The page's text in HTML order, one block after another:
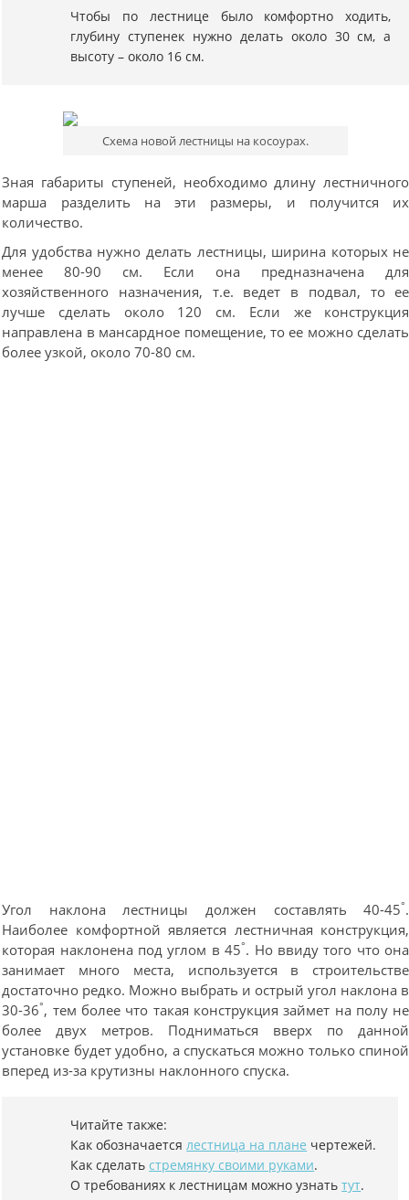
Чтобы по лестнице было комфортно ходить,
глубину ступенек нужно делать около 30 см, а
высоту – около 16 см.
Схема новой лестницы на косоурах.
Зная габариты ступеней, необходимо длину лестничного
марша разделить на эти размеры, и получится их
количество.
Для удобства нужно делать лестницы, ширина которых не
менее 80-90 см. Если она предназначена для
хозяйственного назначения, т.е. ведет в подвал, то ее
лучше сделать около 120 см. Если же конструкция
направлена в мансардное помещение, то ее можно сделать
более узкой, около 70-80 см.
Угол наклона лестницы должен составлять 40-45°.
Наиболее комфортной является лестничная конструкция,
которая наклонена под углом в 45°. Но ввиду того что она
занимает много места, используется в строительстве
достаточно редко. Можно выбрать и острый угол наклона в
30-36°, тем более что такая конструкция займет на полу не
более двух метров. Подниматься вверх по данной
установке будет удобно, а спускаться можно только спиной
вперед из-за крутизны наклонного спуска.
Читайте также:
Как обозначаетсялестница на плане чертежей.
Как сделатьстремянку своими руками.
Отребованиях к лестницам можно узнатьтут.